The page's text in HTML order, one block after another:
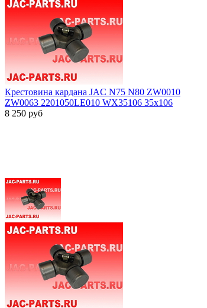
Крестовина кардана JAC N75 N80 ZW0010
ZW0063 2201050LE010 WX35106 35x106
8 250 руб